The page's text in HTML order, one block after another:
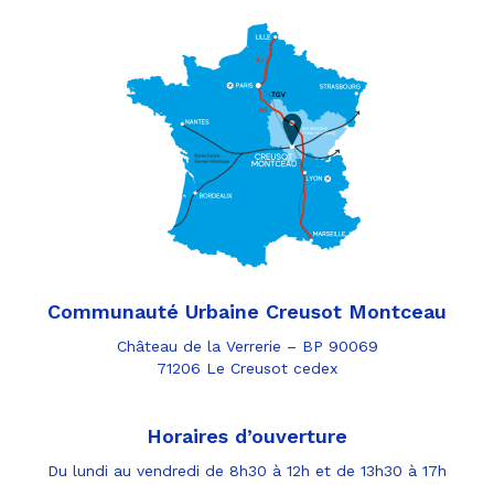
Communauté Urbaine Creusot Montceau
Château de la Verrerie – BP 90069
71206 Le Creusot cedex
Horaires d’ouverture
Du lundi au vendredi de 8h30 à 12h et de 13h30 à 17h